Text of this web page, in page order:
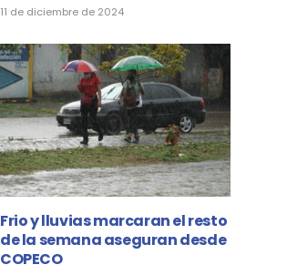
11 de diciembre de 2024
Frio y lluvias marcaran el resto
de la semana aseguran desde
COPECO